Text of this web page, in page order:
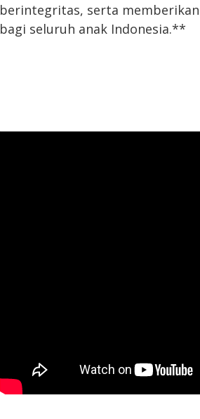
berintegritas, serta
bagi seluruh anak Indonesia.**